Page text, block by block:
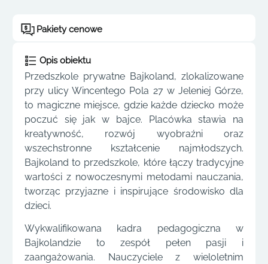
Pakiety cenowe
Opis obiektu
Przedszkole prywatne Bajkoland, zlokalizowane
przy ulicy Wincentego Pola 27 w Jeleniej Górze,
to magiczne miejsce, gdzie każde dziecko może
poczuć się jak w bajce. Placówka stawia na
kreatywność, rozwój wyobraźni oraz
wszechstronne kształcenie najmłodszych.
Bajkoland to przedszkole, które łączy tradycyjne
wartości z nowoczesnymi metodami nauczania,
tworząc przyjazne i inspirujące środowisko dla
dzieci.
Wykwalifikowana kadra pedagogiczna w
Bajkolandzie to zespół pełen pasji i
zaangażowania. Nauczyciele z wieloletnim